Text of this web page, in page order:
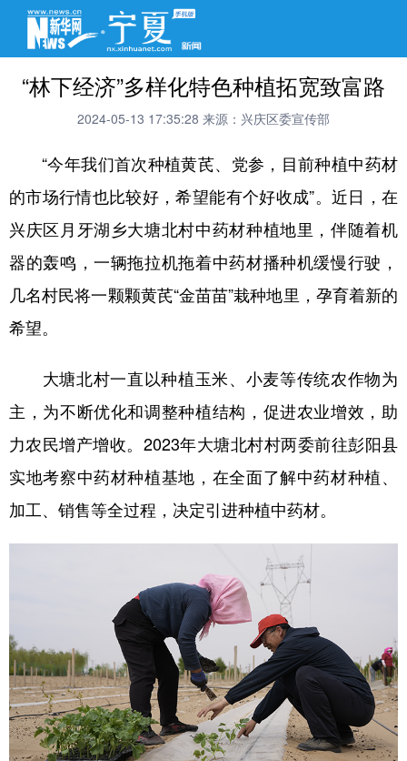
“林下经济”多样化特色种植拓宽致富路
2024-05-13 17:35:28 来源：兴庆区委宣传部
“今年我们首次种植黄芪、党参，目前种植中药材
的市场行情也比较好，希望能有个好收成”。近日，在
兴庆区月牙湖乡大塘北村中药材种植地里，伴随着机
器的轰鸣，一辆拖拉机拖着中药材播种机缓慢行驶，
几名村民将一颗颗黄芪“金苗苗”栽种地里，孕育着新的
希望。
大塘北村一直以种植玉米、小麦等传统农作物为
主，为不断优化和调整种植结构，促进农业增效，助
力农民增产增收。2023年大塘北村村两委前往彭阳县
实地考察中药材种植基地，在全面了解中药材种植、
加工、销售等全过程，决定引进种植中药材。